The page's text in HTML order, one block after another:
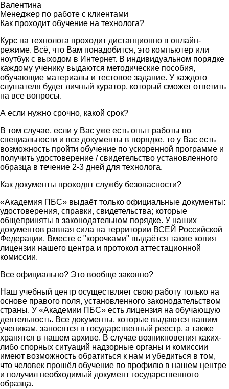
Валентина
Менеджер по работе с клиентами
Как проходит обучение на технолога?
Курс на технолога проходит дистанционно в онлайн-
режиме. Всё, что Вам понадобится, это компьютер или
ноутбук с выходом в Интернет. В индивидуальном порядке
каждому ученику выдаются методические пособия,
обучающие материалы и тестовое задание. У каждого
слушателя будет личный куратор, который сможет ответить
на все вопросы.
А если нужно срочно, какой срок?
В том случае, если у Вас уже есть опыт работы по
специальности и все документы в порядке, то у Вас есть
возможность пройти обучение по ускоренной программе и
получить удостоверение / свидетельство установленного
образца в течение 2-3 дней для технолога.
Как документы проходят службу безопасности?
«Академия ПБС» выдаёт только официальные документы:
удостоверения, справки, свидетельства; которые
общеприняты в законодательном порядке. У наших
документов равная сила на территории ВСЕЙ Российской
Федерации. Вместе с "корочками" выдаётся также копия
лицензии нашего центра и протокол аттестационной
комиссии.
Все официально? Это вообще законно?
Наш учебный центр осуществляет свою работу только на
основе правого поля, установленного законодательством
страны. У «Академии ПБС» есть лицензия на обучающую
деятельность. Все документы, которые выдаются нашим
ученикам, заносятся в государственный реестр, а также
хранятся в нашем архиве. В случае возникновения каких-
либо спорных ситуаций надзорные органы и комиссии
имеют возможность обратиться к нам и убедиться в том,
что человек прошёл обучение по профилю в нашем центре
и получил необходимый документ государственного
образца.